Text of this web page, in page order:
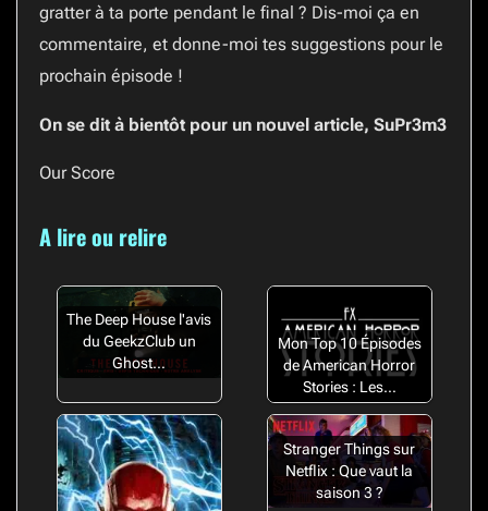
gratter à ta porte pendant le final ? Dis-moi ça en
commentaire, et donne-moi tes suggestions pour le
prochain épisode !
On se dit à bientôt pour un nouvel article, SuPr3m3
Our Score
A lire ou relire
The Deep House l'avis
du GeekzClub un
Ghost…
Mon Top 10 Épisodes
de American Horror
Stories : Les…
Stranger Things sur
Netflix : Que vaut la
saison 3 ?